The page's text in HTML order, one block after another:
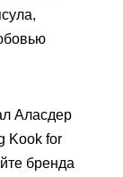
Аласдер
Kook for
бренда